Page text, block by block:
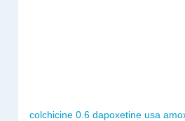
colchicine 0.6 dapoxetine usa